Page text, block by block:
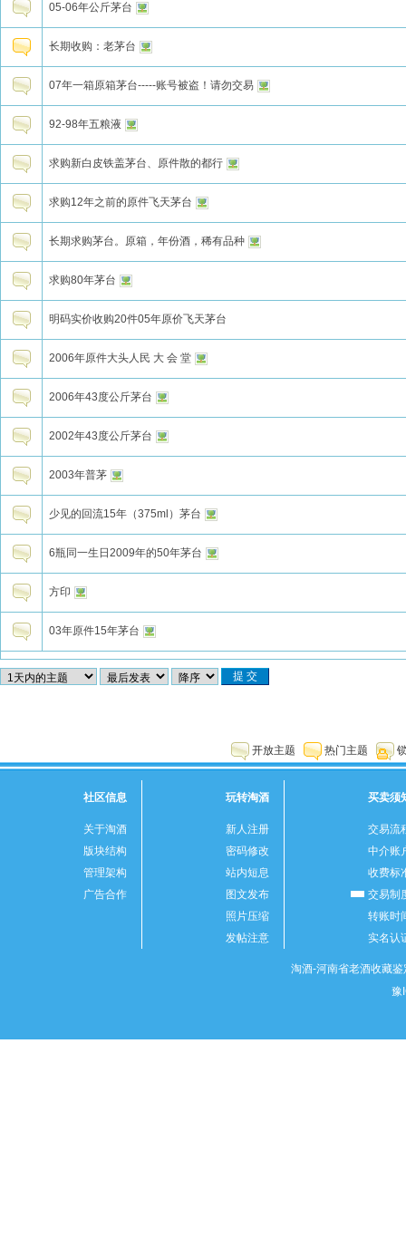
05-06年公斤茅台
长期收购：老茅台
07年一箱原箱茅台-----账号被盗！请勿交易
92-98年五粮液
求购新白皮铁盖茅台、原件散的都行
求购12年之前的原件飞天茅台
长期求购茅台。原箱，年份酒，稀有品种
求购80年茅台
明码实价收购20件05年原价飞天茅台
2006年原件大头人民 大 会 堂
2006年43度公斤茅台
2002年43度公斤茅台
2003年普茅
少见的回流15年（375ml）茅台
6瓶同一生日2009年的50年茅台
方印
03年原件15年茅台
开放主题 热门主题
社区信息
关于淘酒
版块结构
管理架构
广告合作
玩转淘酒
新人注册
密码修改
站内短息
图文发布
照片压缩
发帖注意
买卖须
交易流
中介账
收费标
交易制
转账时
实名认
淘酒-河南省老酒收藏
豫